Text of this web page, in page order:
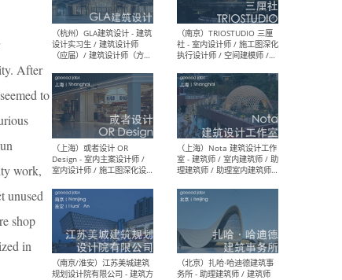
After
to
work,
unused
shop
in
（北京）MAD建筑事务所 -
商务拓展 / 媒体专员/经理 /
建筑设计师
（杭州）GLA建筑设计 - 建筑
设计实习生 / 建筑设计师
（应届）/ 建筑设计师（方案
设计）/ 建筑设计师（施工
图）/ 结构设计师 / 给排水设
计师